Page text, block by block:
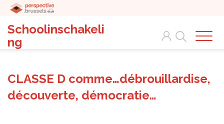
Schoolinschakeli
ng
Search
CLASSE D comme…débrouillardise,
découverte, démocratie…